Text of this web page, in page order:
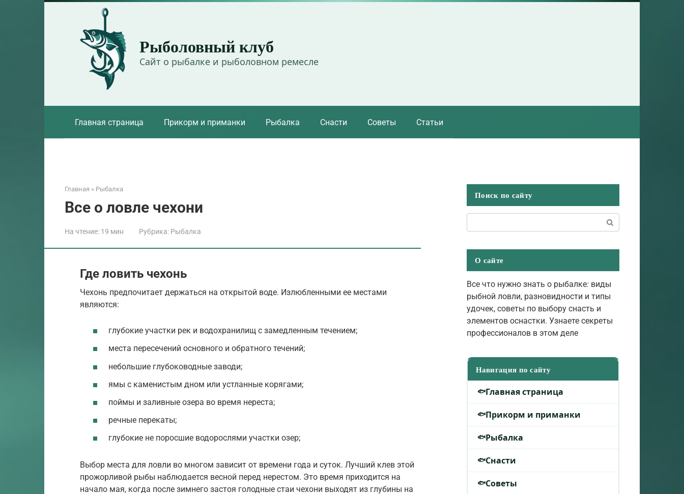
Рыболовный клуб
Сайт о рыбалке и рыболовном ремесле
Главная страница Прикорм и приманки Рыбалка Снасти Советы Статьи
Главная » Рыбалка
Все о ловле чехони
На чтение: 19 мин Рубрика: Рыбалка
Где ловить чехонь
Чехонь предпочитает держаться на открытой воде. Излюбленными ее местами
являются:
глубокие участки рек и водохранилищ с замедленным течением;
места пересечений основного и обратного течений;
небольшие глубоководные заводи;
ямы с каменистым дном или устланные корягами;
поймы и заливные озера во время нереста;
речные перекаты;
глубокие не поросшие водорослями участки озер;
Выбор места для ловли во многом зависит от времени года и суток. Лучший клев этой
прожорливой рыбы наблюдается весной перед нерестом. Это время приходится на
начало мая, когда после зимнего застоя голодные стаи чехони выходят из глубины на
Поиск по сайту
О сайте
Все что нужно знать о рыбалке: виды
рыбной ловли, разновидности и типы
удочек, советы по выбору снасть и
элементов оснастки. Узнаете секреты
профессионалов в этом деле
Навигация по сайту
Главная страница
Прикорм и приманки
Рыбалка
Снасти
Советы